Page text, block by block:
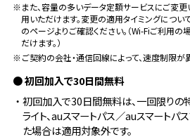
※また、容量の多いデータ定額サービスにご変更いただくことで、スムーズにご利
用いただけます。変更の適用タイミングについ
のページよりご確認ください。（Wi-Fiご利用
だけます。）
※ご契約の会社・通信回線によって、速度制限が
● 初回加入で30日間無料
・初回加入で30日間無料は、一回限りの特典です。過去にPontaパス
ライト、auスマートパス／auスマートパ
た場合は適用対象外です。